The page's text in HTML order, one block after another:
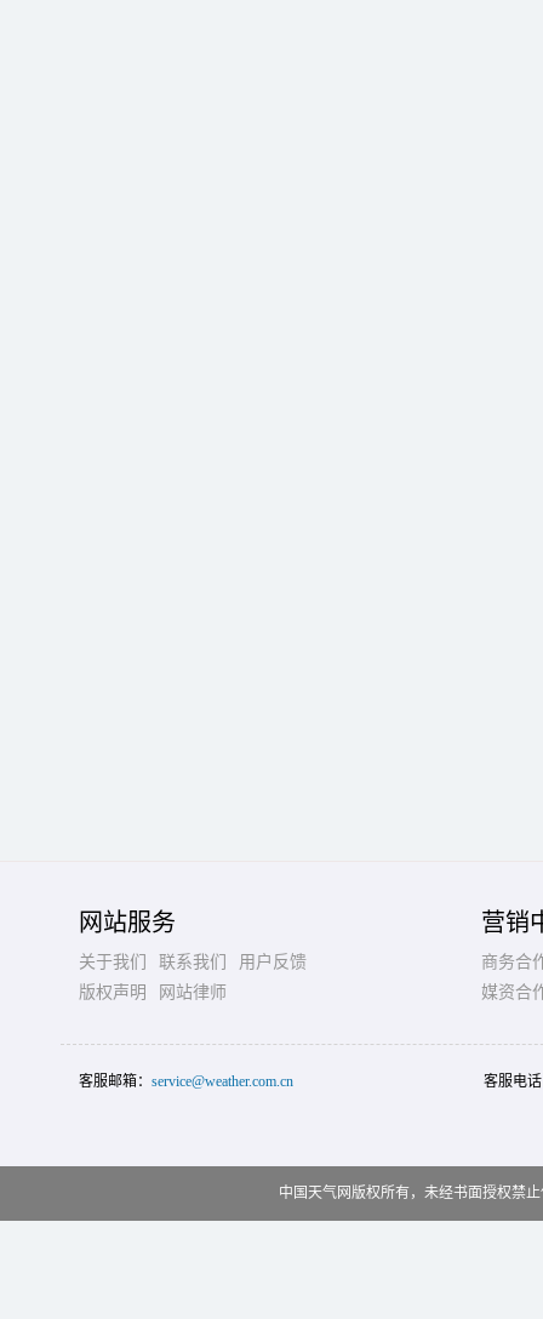
网站服务
关于我们 联系我们
用户反馈
版权声明
网站律师
营销
商务合
媒资合
客服邮箱： service@weather.com.cn 客服电
中国天气网版权所有，未经书面授权